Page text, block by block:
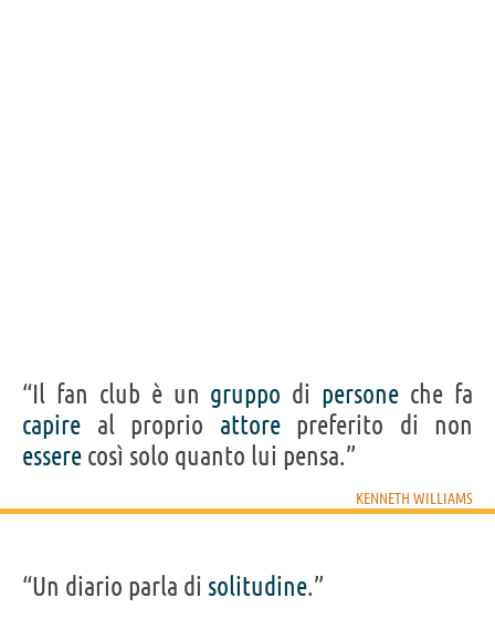
“Il fan club è un gruppo di persone che fa
capire al proprio attorepreferito di non
essere così solo quanto lui pensa.”
KENNETH WILLIAMS
“Un diario parla di solitudine.”